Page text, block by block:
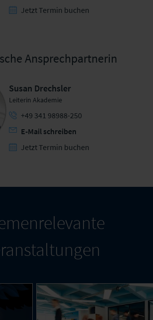
Jetzt Termin buchen
Ansprechpartnerin
Susan Drechsler
Leiterin Akademie
+49 341 98988-250
E-Mail schreiben
Jetzt Termin buchen